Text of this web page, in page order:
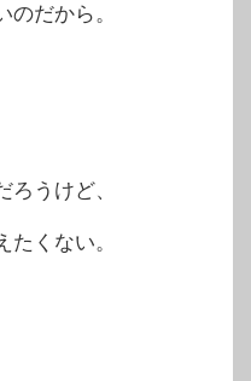
だから。
うけど、
くない。